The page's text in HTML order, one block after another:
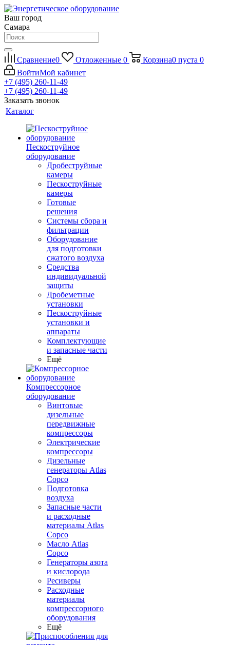
Ваш город
Самара
Сравнение0 Отложенные 0 Корзина0 пуста 0
ВойтиМой кабинет
+7 (495) 260-11-49
+7 (495) 260-11-49
Заказать звонок
Каталог
Пескоструйное
оборудование
Дробеструйные
камеры
Пескоструйные
камеры
Готовые
решения
Системы сбора и
фильтрации
Оборудование
для подготовки
сжатого воздуха
Средства
индивидуальной
защиты
Дробеметные
установки
Пескоструйные
установки и
аппараты
Комплектующие
и запасные части
Ещё
Компрессорное
оборудование
Винтовые
дизельные
передвижные
компрессоры
Электрические
компрессоры
Дизельные
генераторы Atlas
Copco
Подготовка
воздуха
Запасные части
и расходные
материалы Atlas
Copco
Масло Atlas
Copco
Генераторы азота
и кислорода
Ресиверы
Расходные
материалы
компрессорного
оборудования
Ещё